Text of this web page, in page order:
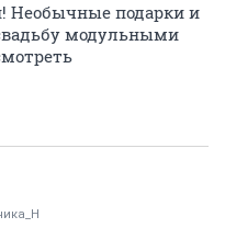
Необычные подарки и
модульными